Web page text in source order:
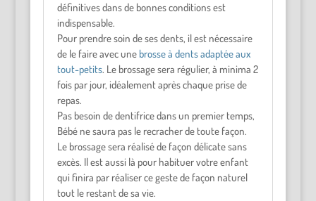
définitives dans de bonnes conditions est
indispensable.
Pour prendre soin de ses dents, il est nécessaire
de le faire avec une brosse à dents adaptée aux
tout-petits. Le brossage sera régulier, à minima 2
fois par jour, idéalement après chaque prise de
repas.
Pas besoin de dentifrice dans un premier temps,
Bébé ne saura pas le recracher de toute façon.
Le brossage sera réalisé de façon délicate sans
excès. Il est aussi là pour habituer votre enfant
qui finira par réaliser ce geste de façon naturel
tout le restant de sa vie.